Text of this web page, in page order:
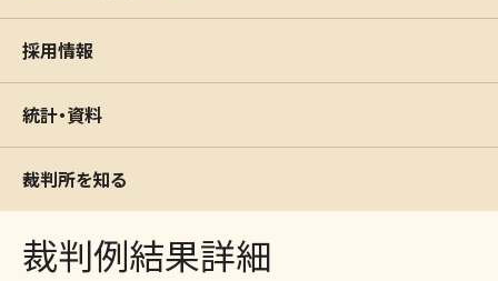
採用情報
統計・資料
裁判所を知る
裁判例結果詳細